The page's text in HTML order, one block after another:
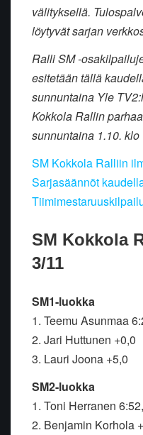
välityksellä.
löytyvät sarjan
Ralli SM -
esitetään tällä
sunnuntaina Yle
Kokkola Rallin
sunnuntaina 1.10. klo
SM Kokkola Ralliin
Sarjasäännöt
SM Kokkola
3/11
SM1-luokka
1. Teemu Asunmaa
2. Jari Huttunen +0,0
3. Lauri Joona +5,0
SM2-luokka
1. Toni Herranen
2. Benjamin Korhola